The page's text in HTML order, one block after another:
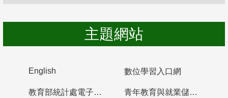
主題網站
English 數位學習入口網
教育部統計處電子書櫃 青年教育與就業儲蓄帳戶